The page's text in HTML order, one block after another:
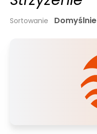
Sortowanie Domyślnie